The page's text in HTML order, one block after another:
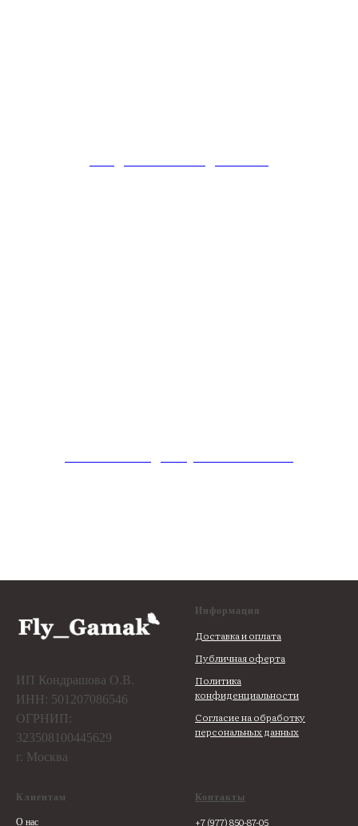
ИП Кондрашова О.В.
ИНН: 501207086546
ОГРНИП:
323508100445629
г. Москва
Информация
Доставка и оплата
Публичная оферта
Политика
конфиденциальности
Согласие на обработку
персональных данных
Клиентам
О нас
Контакты
+7 (977) 850-87-05